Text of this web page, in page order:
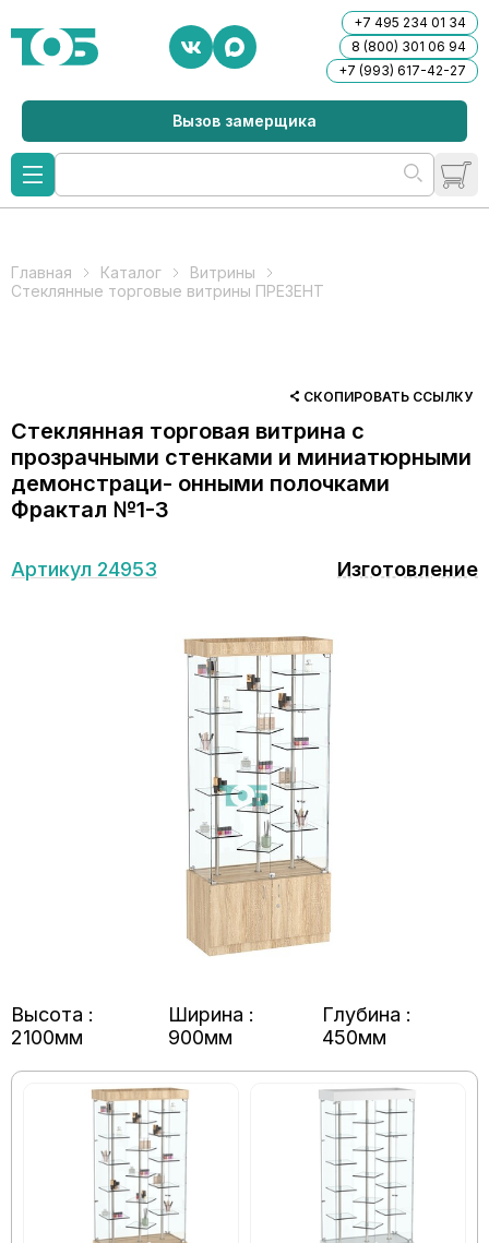
+7 495 234 01 34
8 (800) 301 06 94
+7 (993) 617-42-27
Вызов замерщика
Главная Каталог
Витрины
Стеклянные торговые витрины ПРЕЗЕНТ
СКОПИРОВАТЬ ССЫЛКУ
Стеклянная торговая витрина с
прозрачными стенками и миниатюрными
демонстраци- онными полочками
Фрактал №1-3
Артикул 24953 Изготовление
Высота :
2100мм
Ширина :
900мм
Глубина :
450мм